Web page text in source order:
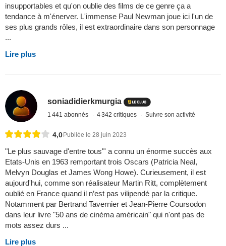
insupportables et qu'on oublie des films de ce genre ça a
tendance à m'énerver. L'immense Paul Newman joue ici l'un de
ses plus grands rôles, il est extraordinaire dans son personnage
...
Lire plus
soniadidierkmurgia
1 441 abonnés 4 342 critiques Suivre son activité
4,0 Publiée le 28 juin 2023
"Le plus sauvage d'entre tous"' a connu un énorme succès aux
Etats-Unis en 1963 remportant trois Oscars (Patricia Neal,
Melvyn Douglas et James Wong Howe). Curieusement, il est
aujourd'hui, comme son réalisateur Martin Ritt, complètement
oublié en France quand il n’est pas vilipendé par la critique.
Notamment par Bertrand Tavernier et Jean-Pierre Coursodon
dans leur livre "50 ans de cinéma américain" qui n'ont pas de
mots assez durs ...
Lire plus